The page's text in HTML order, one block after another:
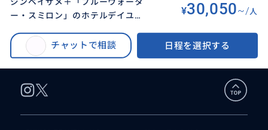
ー・スミロン」のホテルデイユー
¥30,050~/人
チャットで相談 日程を選択する
ジンベイザメ + セブ島随一の透明度スミロン島（日本語ガイド）